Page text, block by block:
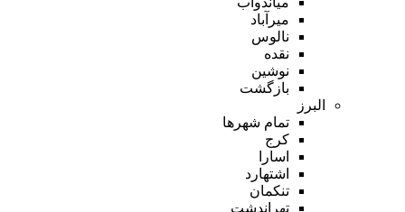
میرآباد
نالوس
نقده
نوشین
بازگشت
البرز
تمام شهر‌ها
کرج
اسارا
اشتهارد
تنکمان
تهراندشت